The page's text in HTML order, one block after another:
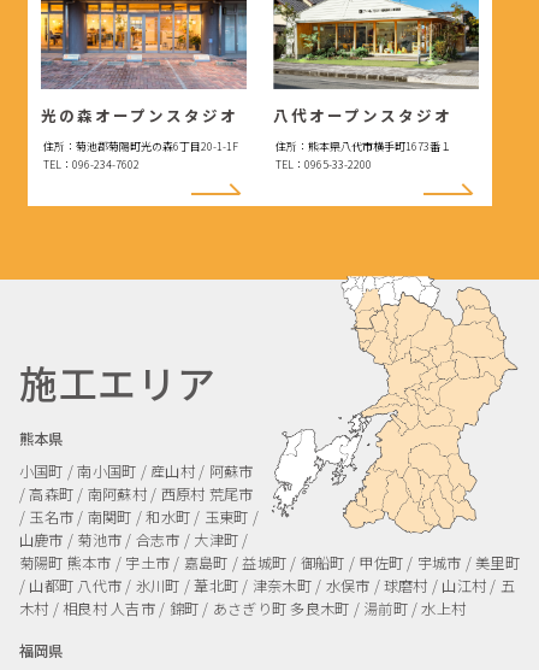
光の森オープンスタジオ
住所：菊池郡菊陽町光の森6丁目20-1-1F
TEL：096-234-7602
八代オープンスタジオ
住所：熊本県八代市横手町1673番１
TEL：0965-33-2200
施工エリア
熊本県
小国町 / 南小国町 / 産山村 / 阿蘇市
/ 高森町 / 南阿蘇村 / 西原村 荒尾市
/ 玉名市 / 南関町 / 和水町 / 玉東町 /
山鹿市 / 菊池市 / 合志市 / 大津町 /
菊陽町 熊本市 / 宇土市 / 嘉島町 / 益城町 / 御船町 / 甲佐町 / 宇城市 / 美里町
/ 山都町 八代市 / 氷川町 / 葦北町 / 津奈木町 / 水俣市 / 球磨村 / 山江村 / 五
木村 / 相良村人吉市 / 錦町 / あさぎり町 多良木町 / 湯前町 / 水上村
福岡県